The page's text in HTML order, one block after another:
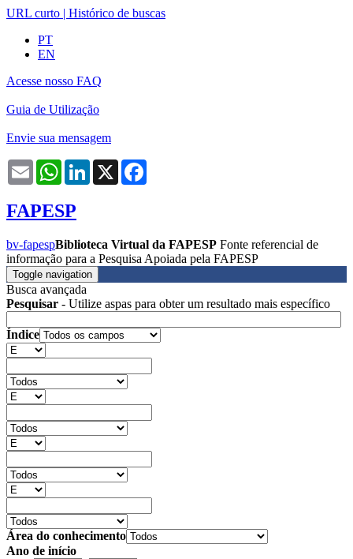
URL curto | Histórico de buscas
PT
EN
Acesse nosso FAQ
Guia de Utilização
Envie sua mensagem
Email WhatsAppLinkedIn
X
FAPESP
bv-fapespBiblioteca Virtual da FAPESP Fonte referencial de
informação para a Pesquisa Apoiada pela FAPESP
Toggle navigation
Busca avançada
Pesquisar - Utilize aspas para obter um resultado mais específico
Índice
Área do conhecimento
Ano de início